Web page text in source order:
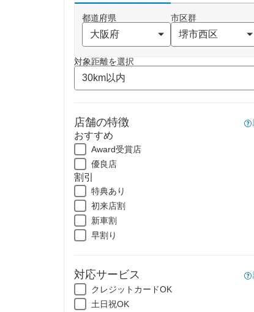
都道府県 市区群
対象距離を選択
店舗の特徴
おすすめ
Award受賞店
優良店
割引
特典あり
初来店割
新車割
早割り
対応サービス
クレジットカードOK
土日祝OK